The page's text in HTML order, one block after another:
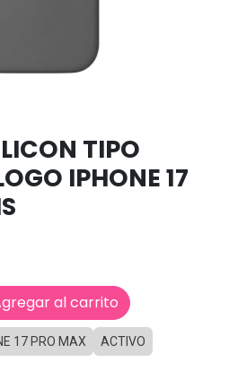
TIPO
IPHONE 17
al carrito
17 PRO MAX
ACTIVO